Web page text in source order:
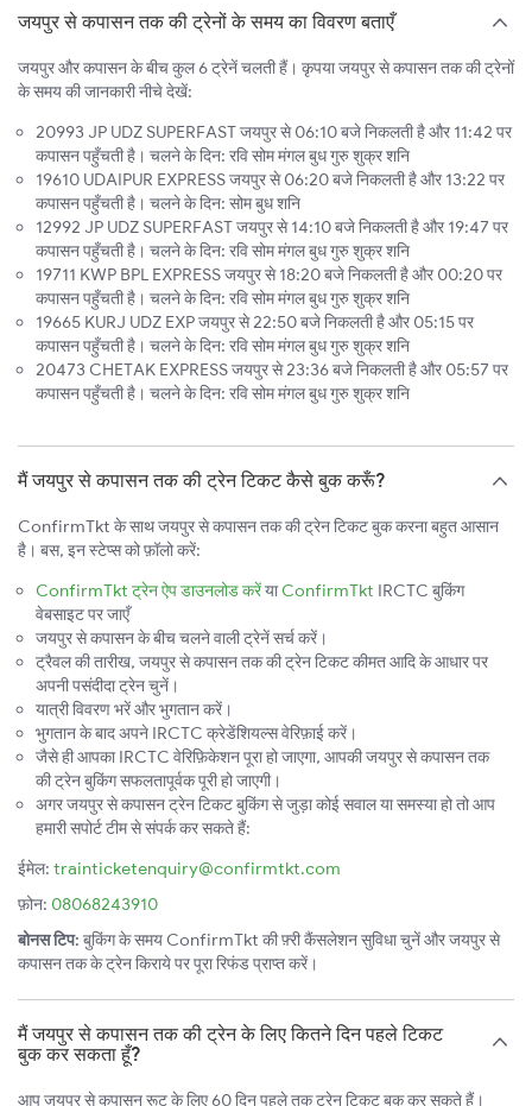
जयपुर से कपासन तक की ट्रेनों के समय का विवरण बताएँ
जयपुर और कपासन के बीच कुल 6 ट्रेनें चलती हैं। कृपया जयपुर से कपासन तक की ट्रेनों
के समय की जानकारी नीचे देखें:
20993 JP UDZ SUPERFAST जयपुर से 06:10 बजे निकलती है और 11:42 पर
कपासन पहुँचती है। चलने के दिन: रवि सोम मंगल बुध गुरु शुक्र शनि
19610 UDAIPUR EXPRESS जयपुर से 06:20 बजे निकलती है और 13:22 पर
कपासन पहुँचती है। चलने के दिन: सोम बुध शनि
12992 JP UDZ SUPERFAST जयपुर से 14:10 बजे निकलती है और 19:47 पर
कपासन पहुँचती है। चलने के दिन: रवि सोम मंगल बुध गुरु शुक्र शनि
19711 KWP BPL EXPRESS जयपुर से 18:20 बजे निकलती है और 00:20 पर
कपासन पहुँचती है। चलने के दिन: रवि सोम मंगल बुध गुरु शुक्र शनि
19665 KURJ UDZ EXP जयपुर से 22:50 बजे निकलती है और 05:15 पर
कपासन पहुँचती है। चलने के दिन: रवि सोम मंगल बुध गुरु शुक्र शनि
20473 CHETAK EXPRESS जयपुर से 23:36 बजे निकलती है और 05:57 पर
कपासन पहुँचती है। चलने के दिन: रवि सोम मंगल बुध गुरु शुक्र शनि
मैं जयपुर से कपासन तक की ट्रेन टिकट कैसे बुक करूँ?
ConfirmTkt के साथ जयपुर से कपासन तक की ट्रेन टिकट बुक करना बहुत आसान
है। बस, इन स्टेप्स को फ़ॉलो करें:
ConfirmTkt ट्रेन ऐप डाउनलोड करेंयाConfirmTkt IRCTC बुकिंग
वेबसाइट पर जाएँ
जयपुर से कपासन के बीच चलने वाली ट्रेनें सर्च करें।
ट्रैवल की तारीख, जयपुर से कपासन तक की ट्रेन टिकट कीमत आदि के आधार पर
अपनी पसंदीदा ट्रेन चुनें।
यात्री विवरण भरें और भुगतान करें।
भुगतान के बाद अपने IRCTC क्रेडेंशियल्स वेरिफ़ाई करें।
जैसे ही आपका IRCTC वेरिफ़िकेशन पूरा हो जाएगा, आपकी जयपुर से कपासन तक
की ट्रेन बुकिंग सफलतापूर्वक पूरी हो जाएगी।
अगर जयपुर से कपासन ट्रेन टिकट बुकिंग से जुड़ा कोई सवाल या समस्या हो तो आप
हमारी सपोर्ट टीम से संपर्क कर सकते हैं:
ईमेल: trainticketenquiry@confirmtkt.com
फ़ोन: 08068243910
बोनस टिप: बुकिंग के समय ConfirmTkt की फ़्री कैंसलेशन सुविधा चुनें और जयपुर से
कपासन तक के ट्रेन किराये पर पूरा रिफंड प्राप्त करें।
मैं जयपुर से कपासन तक की ट्रेन के लिए कितने दिन पहले टिकट
बुक कर सकता हूँ?
आप जयपुर से कपासन रूट के लिए 60 दिन पहले तक ट्रेन टिकट बुक कर सकते हैं।